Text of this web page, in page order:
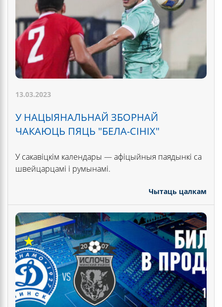
13.03.2023
У НАЦЫЯНАЛЬНАЙ ЗБОРНАЙ
ЧАКАЮЦЬ ПЯЦЬ "БЕЛА-СІНІХ"
У сакавіцкім календары — афіцыйныя паядынкі са
швейцарцамі і румынамі.
Чытаць цалкам